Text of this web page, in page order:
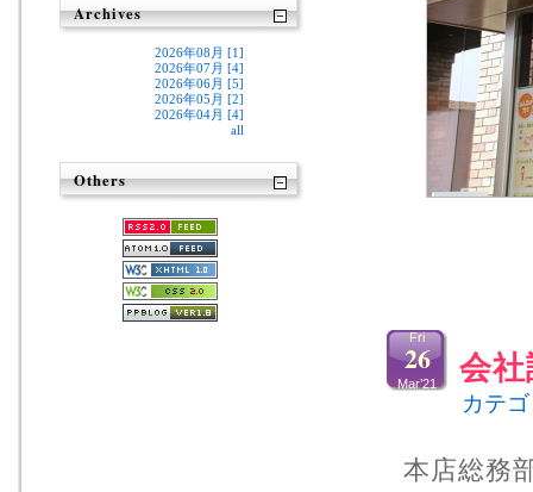
会
Fri
26
Mar’21
カテ
本店総務
Archives
2026年08月 [1]
2026年07月 [4]
2026年06月 [5]
2026年05月 [2]
2026年04月 [4]
all
Others